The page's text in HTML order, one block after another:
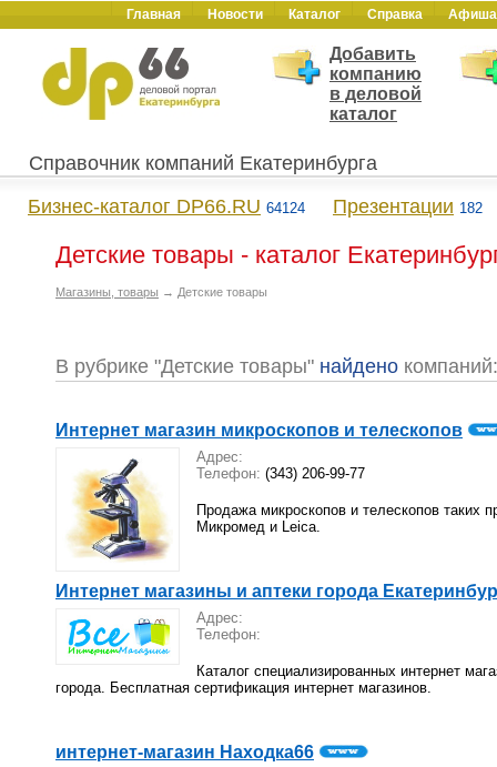
Главная Новости Каталог Справка Афиша
Добавить
компанию
в деловой
каталог
Справочник компаний Екатеринбурга
Бизнес-каталог DP66.RU 64124 Презентации 182
Детские товары - каталог
Магазины, товары → Детские товары
В рубрике "Детские товары" найдено
Интернет магазин микроскопов и телескопов
Адрес:
Телефон: (343) 206-99-77
Продажа микроскопов и телескопов таких
Микромед и Leica.
Интернет магазины и аптеки города
Адрес:
Телефон:
Каталог специализированных интернет
города. Бесплатная сертификация интернет магазинов.
интернет-магазин Находка66